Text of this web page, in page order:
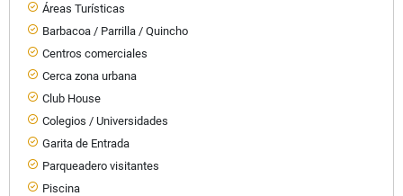
Áreas Turísticas
Barbacoa / Parrilla / Quincho
Centros comerciales
Cerca zona urbana
Club House
Colegios / Universidades
Garita de Entrada
Parqueadero visitantes
Piscina